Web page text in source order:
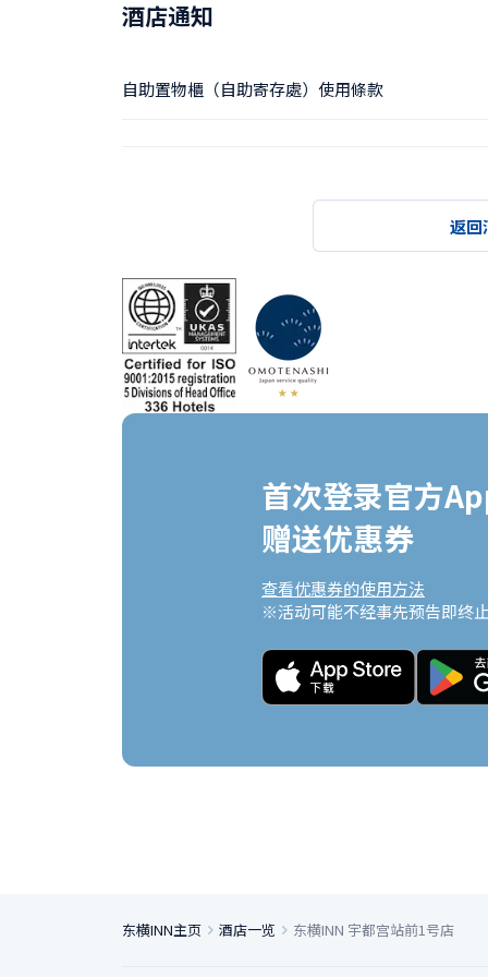
酒店通知
自助置物櫃（自助寄存處）使用條款
返回
首次登录官方
赠送优惠券
查看优惠券的使用方法
※活动可能不经事先预告即终
东横INN主页 酒店一览 东横INN 宇都宫站前1号店